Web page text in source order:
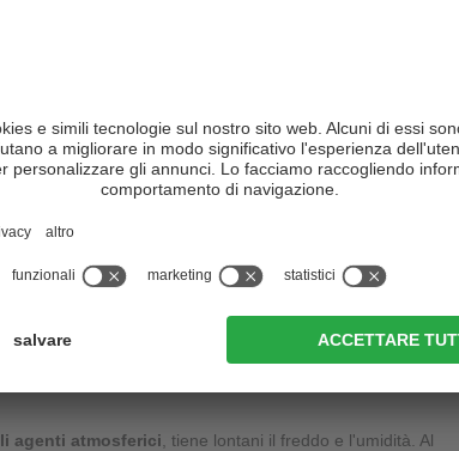
l'aria, in modo da mantenere caldo il nostro corpo.
efficacemente l'umidità, tiene asciutto e caldo il
e impedisce l'infiltrazione di umidità e acqua
caldo. Unabiancheria intima funzionale
il sudore e l'umidità, riscalda il bambino e lo
nel far evaporare l'umidità e riscalda a sua volta il corpo.
Il pile, infatti, è un materiale che allontana
asciutto.
agenti atmosferici , tiene lontani il freddo e l'umidità. Al